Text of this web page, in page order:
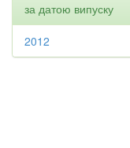
за датою випуску
2012